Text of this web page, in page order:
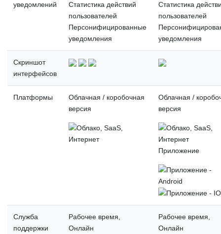
уведомлений
Статистика действий
пользователей
Персонифицированные
уведомления
Статистика
пользователей
уведомления
Скриншот
интерфейсов
Платформы
Облачная / коробочная
версия
Облачная /
версия
Приложение
Служба
поддержки
Рабочее время,
Онлайн
Рабочее время,
Онлайн